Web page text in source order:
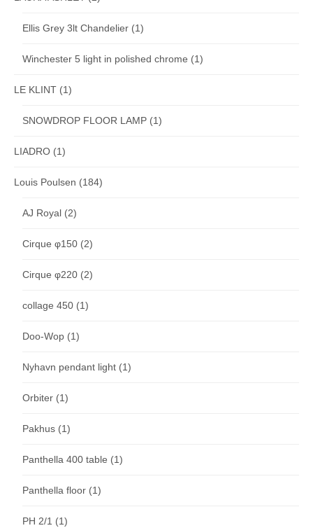
Ellis Grey 3lt Chandelier (1)
Winchester 5 light in polished chrome (1)
LE KLINT (1)
SNOWDROP FLOOR LAMP (1)
LIADRO (1)
Louis Poulsen (184)
AJ Royal (2)
Cirque φ150 (2)
Cirque φ220 (2)
collage 450 (1)
Doo-Wop (1)
Nyhavn pendant light (1)
Orbiter (1)
Pakhus (1)
Panthella 400 table (1)
Panthella floor (1)
PH 2/1 (1)